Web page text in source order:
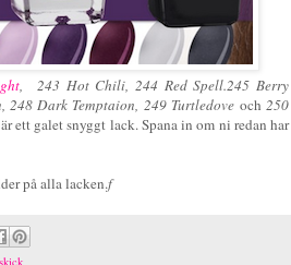
, 243 Hot Chili, 244 Red Spell.245 Berry
248 Dark Temptaion, 249 Turtledove och250
ett galet snyggt lack. Spana in om ni redan har
på alla lacken.f